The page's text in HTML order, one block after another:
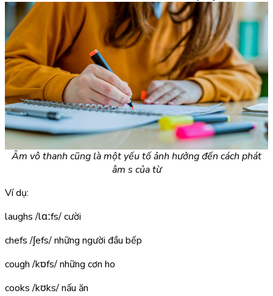
Âm vô thanh cũng là một yếu tố ảnh hưởng đến cách phát
âm s của từ
Ví dụ:
laughs /lɑːfs/cười
chefs /ʃefs/những người đầu bếp
cough /kɒfs/những cơn ho
cooks /kʊks/nấu ăn